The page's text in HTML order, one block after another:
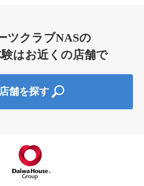
ツクラブNASの
験はお近くの店舗で
店舗を探す